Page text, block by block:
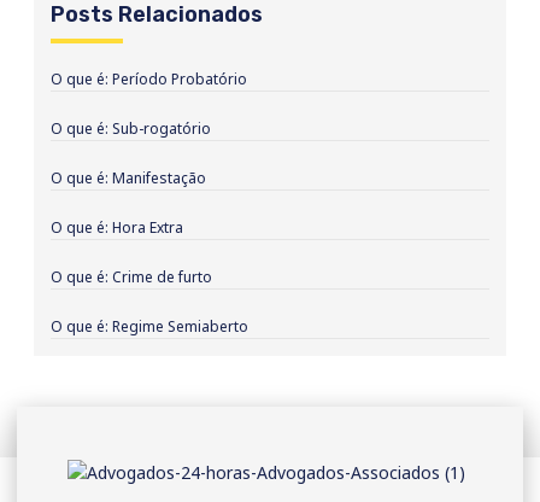
Posts Relacionados
O que é: Período Probatório
O que é: Sub-rogatório
O que é: Manifestação
O que é: Hora Extra
O que é: Crime de furto
O que é: Regime Semiaberto